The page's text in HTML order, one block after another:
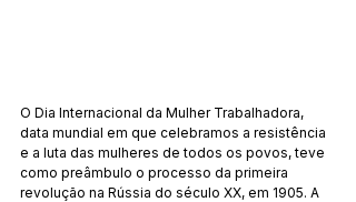
O Dia Internacional da Mulher Trabalhadora,
data mundial em que celebramos a resistência
e a luta das mulheres de todos os povos, teve
como preâmbulo o processo da primeira
revolução na Rússia do século XX, em 1905. A